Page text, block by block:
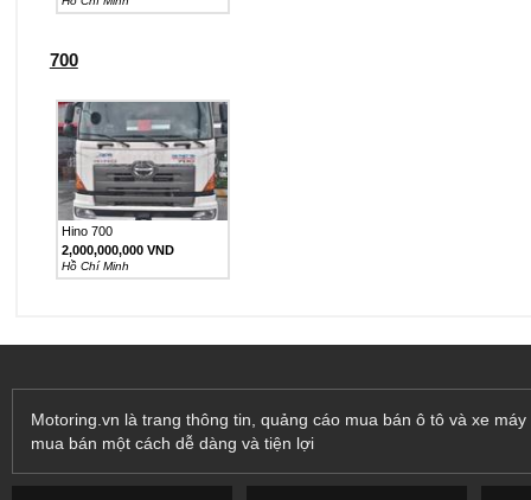
700
Hino 700
2,000,000,000 VND
Hồ Chí Minh
Motoring.vn là trang thông tin, quảng cáo mua bán ô tô và xe
mua bán một cách dễ dàng và tiện lợi